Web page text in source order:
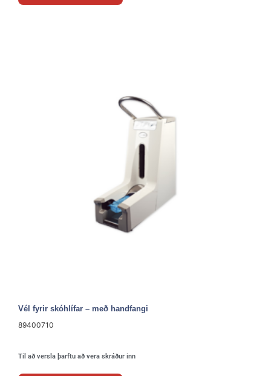
Vél fyrir skóhlífar – með handfangi
89400710
Til að versla þarftu að vera skráður inn